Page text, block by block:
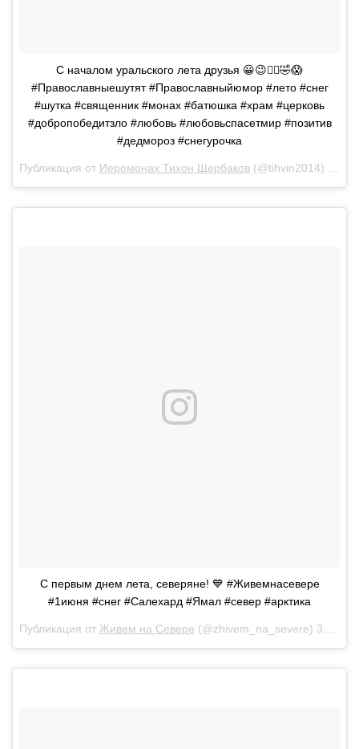
С началом уральского лета друзья 😀😉🤷‍♂️🤣😱
#Православныешутят #Православныйюмор #лето #снег
#шутка #священник #монах #батюшка #храм #церковь
#добропобедитзло #любовь #любовьспасетмир #позитив
#дедмороз #снегурочка
Публикация от Иеромонах Тихон Щербаков (@tihvin2014) 1
С первым днем лета, северяне! 💙 #Живемнасевере
#1июня #снег #Салехард #Ямал #север #арктика
Публикация от Живем на Севере (@zhivem_na_severe) 31 Май 2018 в 9:18 PDT